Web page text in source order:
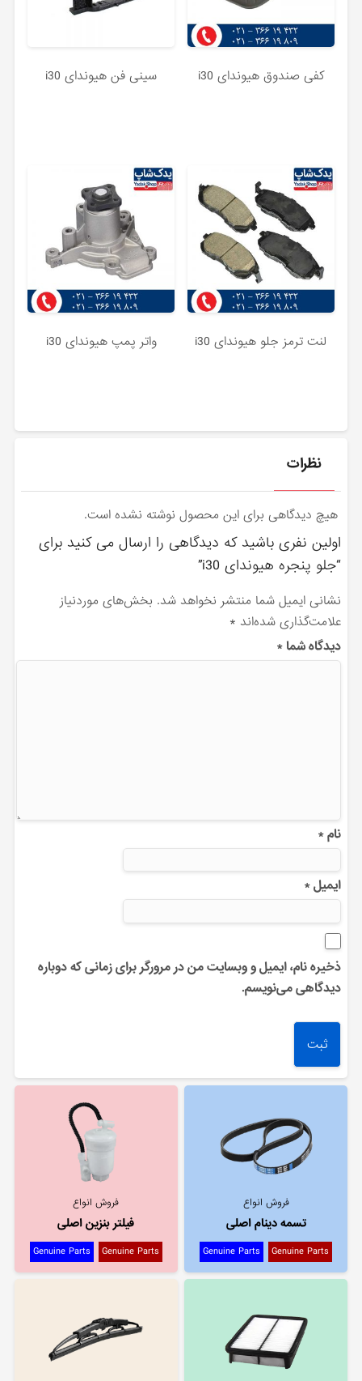
کفی صندوق هیوندای i30 سینی فن هیوندای i30
لنت ترمز جلو هیوندای i30 واتر پمپ هیوندای i30
نظرات
هیچ دیدگاهی برای این محصول نوشته نشده است.
اولین نفری باشید که دیدگاهی را ارسال می کنید برای
“جلو پنجره هیوندای i30”
نشانی ایمیل شما منتشر نخواهد شد. بخش‌های موردنیاز
علامت‌گذاری شده‌اند *
دیدگاه شما*
نام*
ایمیل*
ذخیره نام، ایمیل و وبسایت من در مرورگر برای زمانی که دوباره
دیدگاهی می‌نویسم.
فروش انواع
تسمه دینام اصلی
Genuine Parts
Genuine Parts
فروش انواع
فیلتر بنزین اصلی
Genuine Parts
Genuine Parts